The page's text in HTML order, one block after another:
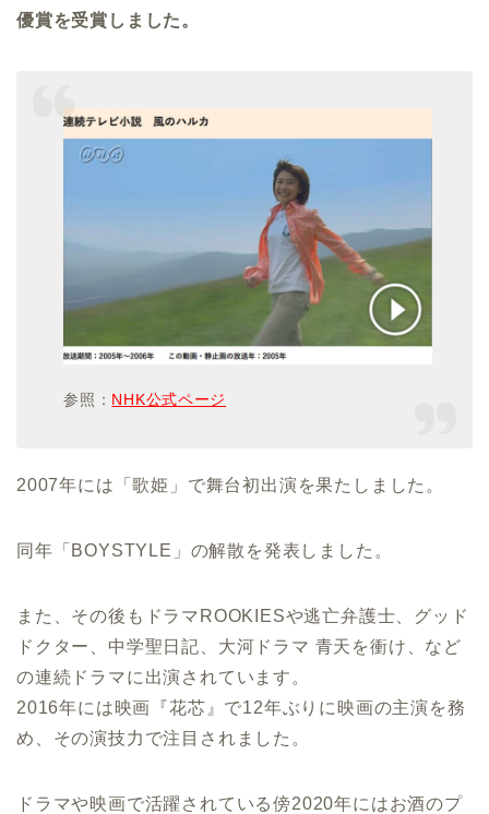
優賞を受賞しました。
参照： NHK公式ページ
2007年には「歌姫」で舞台初出演を果たしました。
同年「BOYSTYLE」の解散を発表しました。
また、その後もドラマROOKIESや逃亡弁護士、グッド
ドクター、中学聖日記、大河ドラマ 青天を衝け、など
の連続ドラマに出演されています。
2016年には映画『花芯』で12年ぶりに映画の主演を務
め、その演技力で注目されました。
ドラマや映画で活躍されている傍2020年にはお酒のプ